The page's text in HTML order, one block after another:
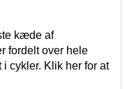
kæde af
fordelt over hele
i cykler. Klik her for at